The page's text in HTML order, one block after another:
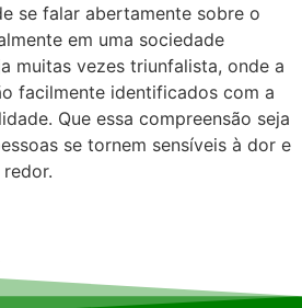
se falar abertamente sobre o
em uma sociedade
muitas vezes triunfalista, onde a
facilmente identificados com a
Que essa compreensão seja
se tornem sensíveis à dor e